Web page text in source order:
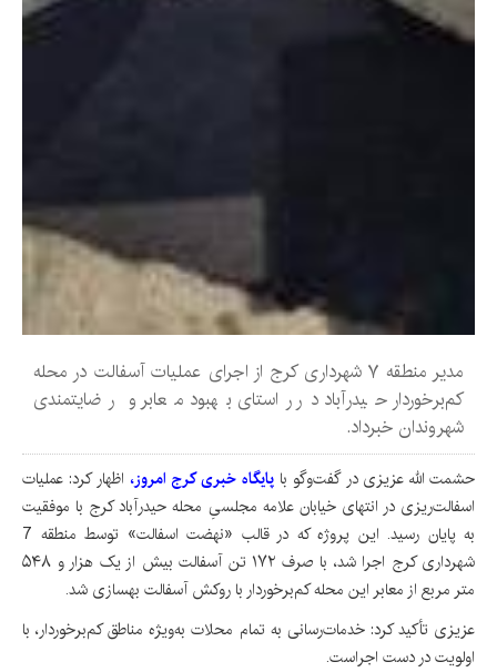
مدیر منطقه ۷ شهرداری کرج از اجرای عملیات آسفالت در محله
کم‌برخوردار حیدرآباد در راستای بهبود معابر و رضایتمندی
شهروندان خبرداد.
حشمت الله عزیزی در گفت‌وگو با پایگاه خبری کرج امروز، اظهار کرد: عملیات
اسفالت‌ریزی در انتهای خیابان علامه مجلسیِ محله حیدرآباد کرج با موفقیت
به پایان رسید. این پروژه که در قالب «نهضت اسفالت» توسط منطقه 7
شهرداری کرج اجرا شد، با صرف ۱۷۲ تن آسفالت بیش از یک هزار و ۵۴۸
متر مربع از معابر این محله کم‌برخوردار با روکش آسفالت بهسازی شد.
عزیزی تأکید کرد: خدمات‌رسانی به تمام محلات به‌ویژه مناطق کم‌برخوردار، با
اولویت در دست اجراست.